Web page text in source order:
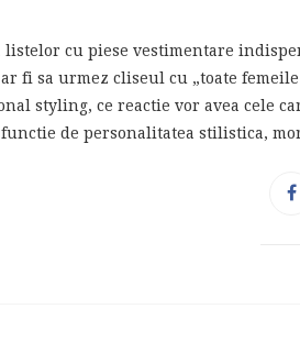
cu piese vestimentare
fi sa urmez cliseul cu „toate
styling, ce reactie vor avea cele
functie de personalitatea stilistica,